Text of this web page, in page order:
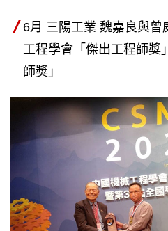
6月 三陽工業 魏嘉良與曾
工程學會「傑出工程師獎
師獎」